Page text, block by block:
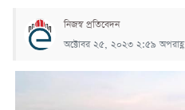
নিজস্ব প্রতিবেদন
অক্টোবর ২৫, ২০২৩ ২:৫৯ অপরাহ্ণ